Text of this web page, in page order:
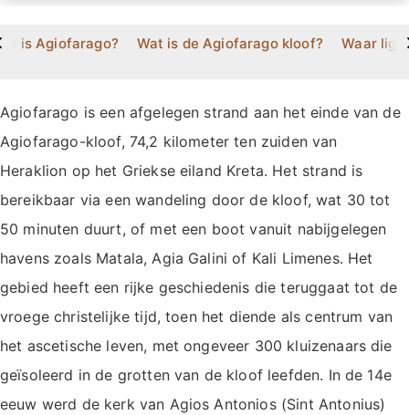
is Agiofarago? Wat is de Agiofarago kloof? Waar ligt
Agiofarago is een afgelegen strand aan het einde van de
Agiofarago-kloof, 74,2 kilometer ten zuiden van
Heraklion op het Griekse eiland Kreta. Het strand is
bereikbaar via een wandeling door de kloof, wat 30 tot
50 minuten duurt, of met een boot vanuit nabijgelegen
havens zoals Matala, Agia Galini of Kali Limenes. Het
gebied heeft een rijke geschiedenis die teruggaat tot de
vroege christelijke tijd, toen het diende als centrum van
het ascetische leven, met ongeveer 300 kluizenaars die
geïsoleerd in de grotten van de kloof leefden. In de 14e
eeuw werd de kerk van Agios Antonios (Sint Antonius)